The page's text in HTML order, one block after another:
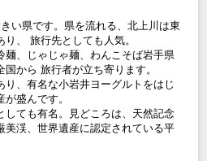
い県です。県を流れる、北上川は東
、 旅行先としても人気。
麺、じゃじゃ麺、わんこそば岩手県
から 旅行者が立ち寄ります。
り、有名な小岩井ヨーグルトをはじ
盛んです。
しても有名。見どころは、天然記念
美渓、世界遺産に認定されている平